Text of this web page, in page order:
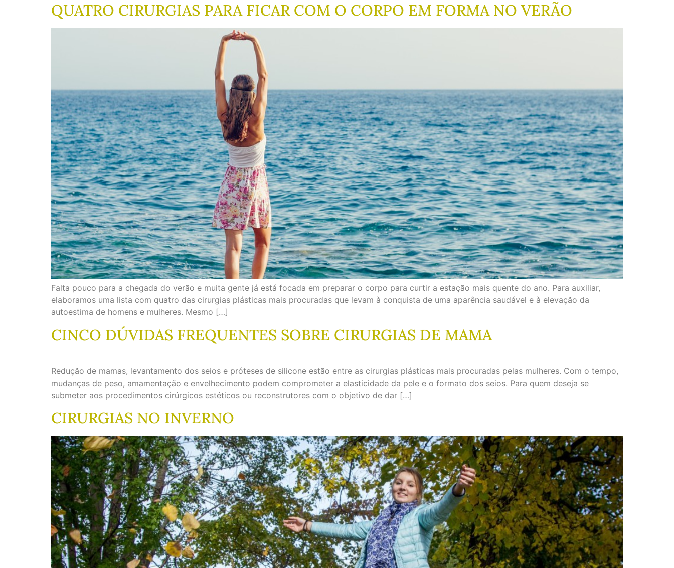
QUATRO CIRURGIAS PARA FICAR COM O CORPO EM FORMA NO VERÃO
Falta pouco para a chegada do verão e muita gente já está focada em preparar o corpo para curtir a estação mais quente do ano. Para auxiliar,
elaboramos uma lista com quatro das cirurgias plásticas mais procuradas que levam à conquista de uma aparência saudável e à elevação da
autoestima de homens e mulheres. Mesmo […]
CINCO DÚVIDAS FREQUENTES SOBRE CIRURGIAS DE MAMA
Redução de mamas, levantamento dos seios e próteses de silicone estão entre as cirurgias plásticas mais procuradas pelas mulheres. Com o tempo,
mudanças de peso, amamentação e envelhecimento podem comprometer a elasticidade da pele e o formato dos seios. Para quem deseja se
submeter aos procedimentos cirúrgicos estéticos ou reconstrutores com o objetivo de dar […]
CIRURGIAS NO INVERNO